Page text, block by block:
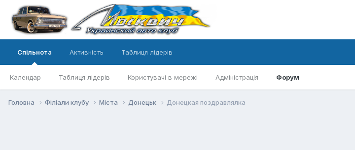
Спільнота
Календар Таблиця лідерів Користувачі в мережі Адміністрація Форум
Активність Таблиця лідерів
Головна Філіали клубу Міста Донецьк Донецкая поздравлялка